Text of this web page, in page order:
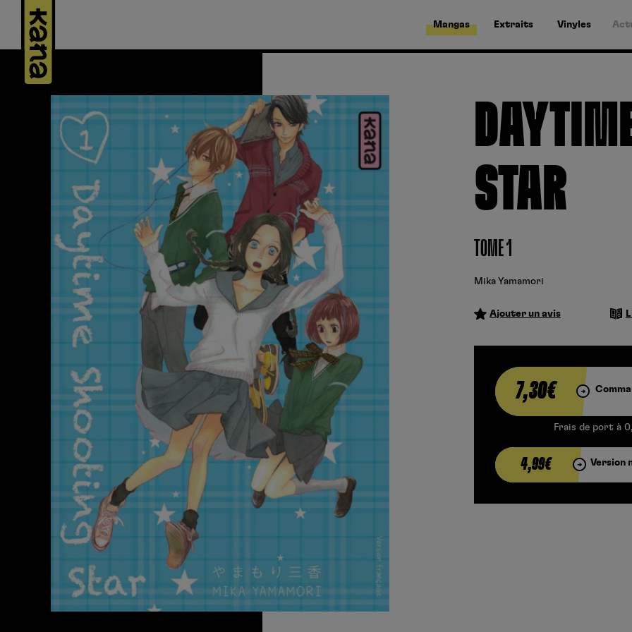
Mangas Extraits Vinyles
STAR
TOME 1
Mika Yamamori
Ajouter un avis
7,30€
Frais de port à
4,99€ Version
Panneau de gestion des cookies